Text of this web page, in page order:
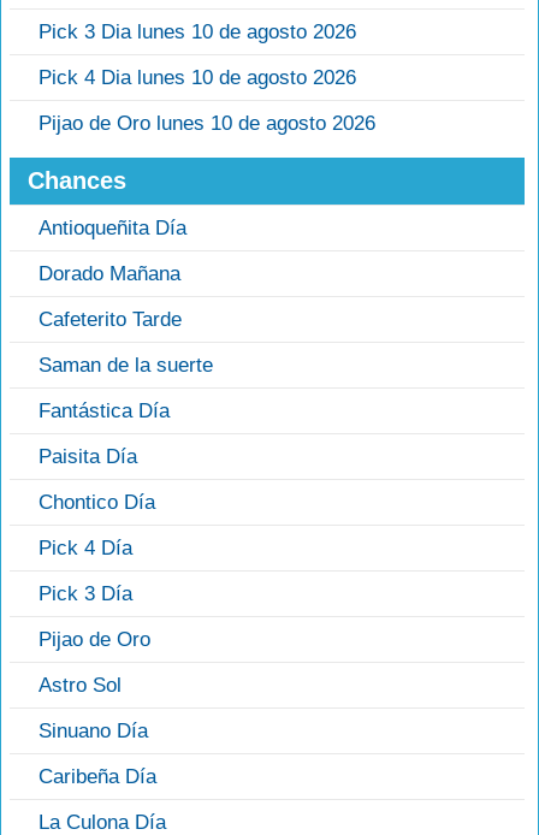
Pick 3 Dia lunes 10 de agosto 2026
Pick 4 Dia lunes 10 de agosto 2026
Pijao de Oro lunes 10 de agosto 2026
Chances
Antioqueñita Día
Dorado Mañana
Cafeterito Tarde
Saman de la suerte
Fantástica Día
Paisita Día
Chontico Día
Pick 4 Día
Pick 3 Día
Pijao de Oro
Astro Sol
Sinuano Día
Caribeña Día
La Culona Día